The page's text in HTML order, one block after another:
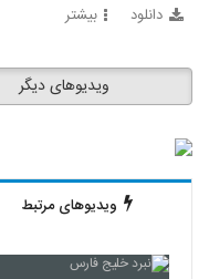
دانلود بیشتر
ویدیوهای دیگر
ویدیوهای مرتبط